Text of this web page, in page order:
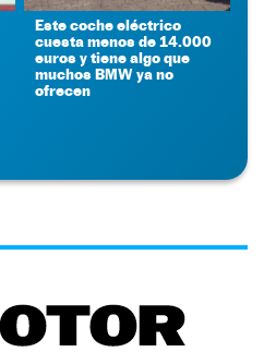
Este coche eléctrico
cuesta menos de 14.000
euros y tiene algo que
muchos BMW ya no
ofrecen